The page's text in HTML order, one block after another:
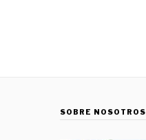
SOBRE NOSOTROS